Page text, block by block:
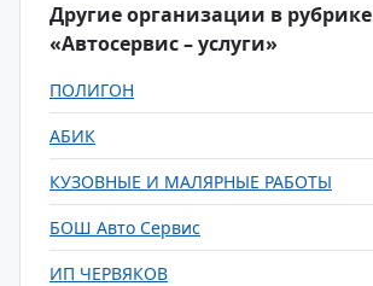
Другие организации в рубрике
«Автосервис – услуги»
ПОЛИГОН
АБИК
КУЗОВНЫЕ И МАЛЯРНЫЕ РАБОТЫ
БОШ Авто Сервис
ИП ЧЕРВЯКОВ